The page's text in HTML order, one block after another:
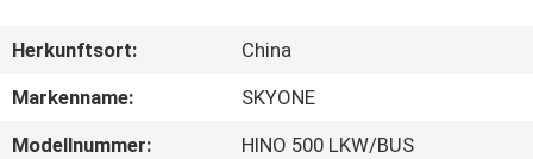
FABRIK-
Herkunftsort:
China
Markenname:
SKYONE
Modellnummer:
HINO 500 LKW/BUS